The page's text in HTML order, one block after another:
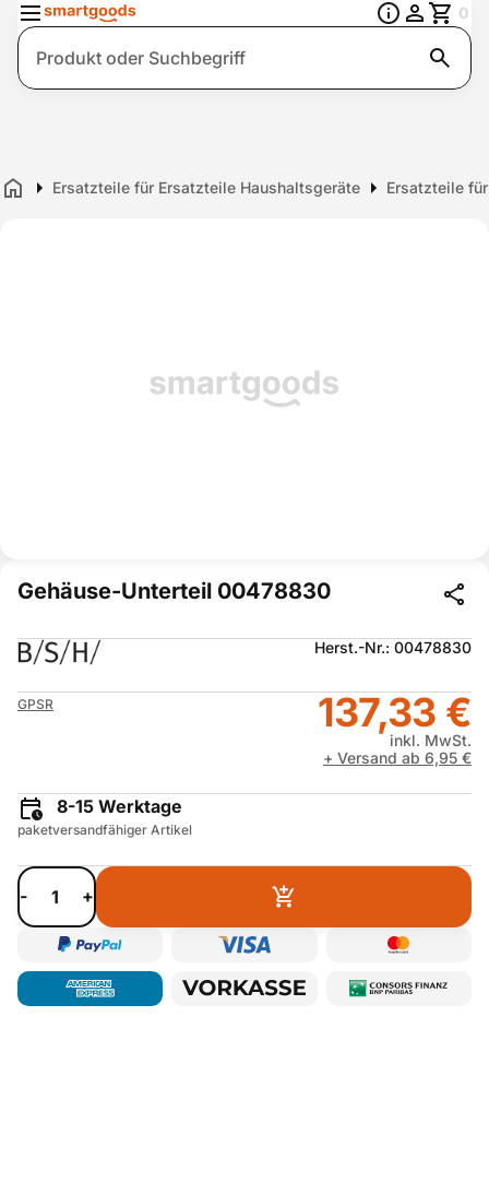
Suche
0
Home Ersatzteile für Ersatzteile Haushaltsgeräte Ersatzteile
Gehäuse-Unterteil 00478830
Herst.-Nr.: 00478830
GPSR 137,33 €
inkl. MwSt.
+ Versand ab 6,95 €
8-15 Werktage
paketversandfähiger Artikel
- +